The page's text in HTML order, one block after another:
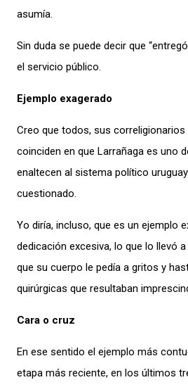
asumía.
Sin duda se puede decir que
el servicio público.
Ejemplo exagerado
Creo que todos, sus
coinciden en que Larrañaga es uno
enaltecen al sistema político
cuestionado.
Yo diría, incluso, que es un ejemplo
dedicación excesiva, lo que lo llevó
que su cuerpo le pedía a gritos y
quirúrgicas que resultaban
Cara o cruz
En ese sentido el ejemplo más
etapa más reciente, en los últimos